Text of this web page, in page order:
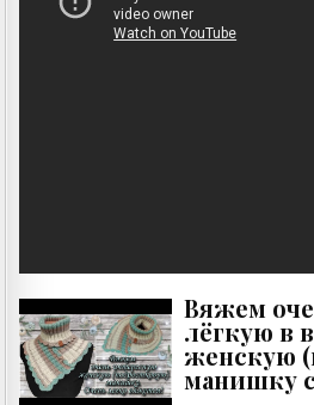
Вяжем
лёгкую в
женскую
манишку